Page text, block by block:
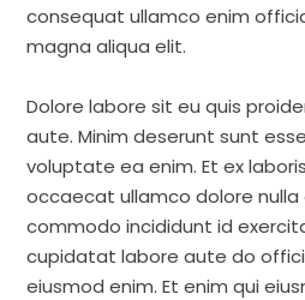
consequat ullamco enim
magna aliqua elit.
Dolore labore sit eu quis
aute. Minim deserunt sunt
voluptate ea enim. Et ex
occaecat ullamco dolore nulla
commodo incididunt id
cupidatat labore aute do
eiusmod enim. Et enim qui